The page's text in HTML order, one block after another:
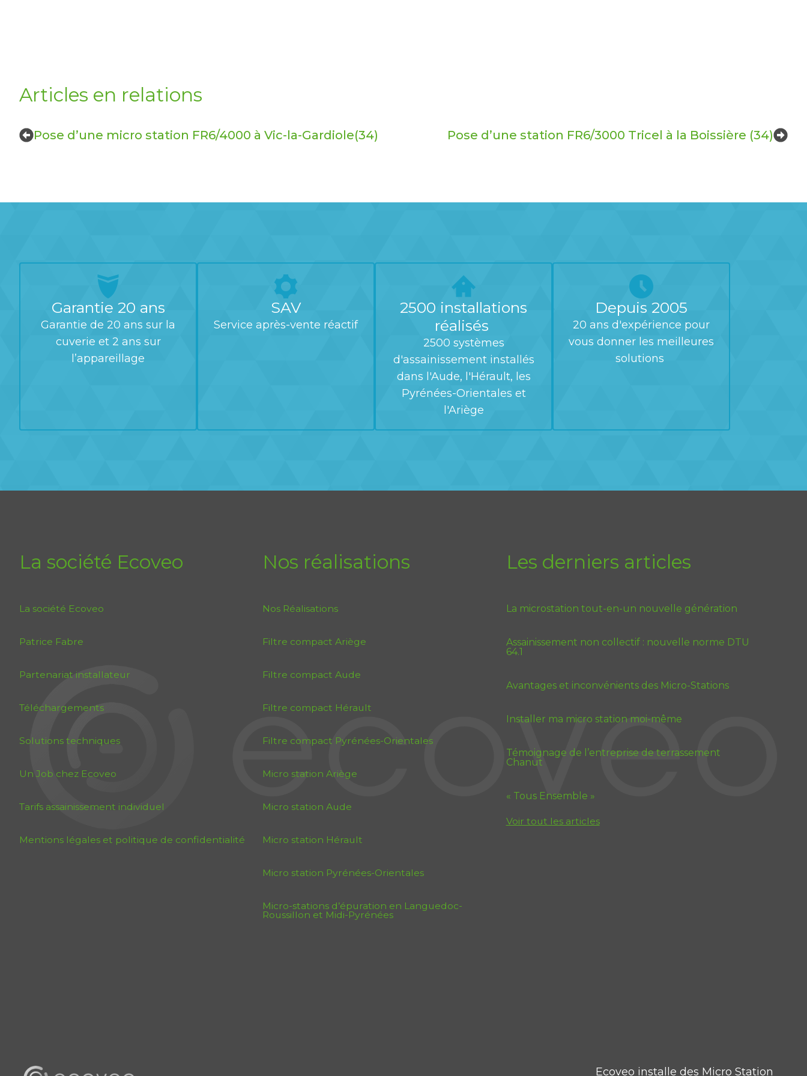
Articles en relations
Pose d’une micro station FR6/4000 à Vic-la-Gardiole(34) Pose d’une station FR6/3000 Tricel à la Boissière (34)
Garantie 20 ans
Garantie de 20 ans sur la
cuverie et 2 ans sur
l’appareillage
SAV
Service après-vente réactif
2500 installations
réalisés
2500 systèmes
d'assainissement installés
dans l'Aude, l'Hérault, les
Pyrénées-Orientales et
l'Ariège
Depuis 2005
20 ans d'expérience pour
vous donner les meilleures
solutions
La société Ecoveo
La société Ecoveo
Patrice Fabre
Partenariat installateur
Téléchargements
Solutions techniques
Un Job chez Ecoveo
Tarifs assainissement individuel
Mentions légales et politique de confidentialité
Nos réalisations
Nos Réalisations
Filtre compact Ariège
Filtre compact Aude
Filtre compact Hérault
Filtre compact Pyrénées-Orientales
Micro station Ariège
Micro station Aude
Micro station Hérault
Micro station Pyrénées-Orientales
Micro-stations d’épuration en Languedoc-
Roussillon et Midi-Pyrénées
Les derniers articles
La microstation tout-en-un nouvelle génération
Assainissement non collectif : nouvelle norme DTU
64.1
Avantages et inconvénients des Micro-Stations
Installer ma micro station moi-même
Témoignage de l’entreprise de terrassement
Chanut
« Tous Ensemble »
Voir tout les articles
Ecoveo installe des Micro Station